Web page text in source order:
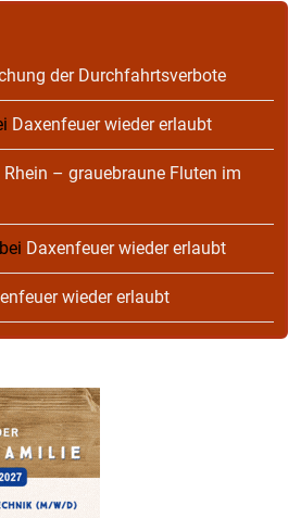
der Durchfahrtsverbote
Daxenfeuer wieder erlaubt
Rhein – grauebraune Fluten im
bei Daxenfeuer wieder erlaubt
wieder erlaubt